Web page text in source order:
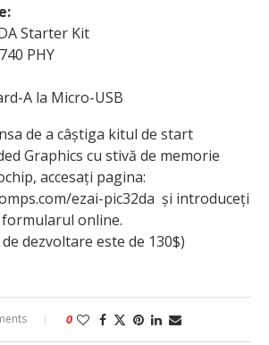
Starter Kit
PHY
A la Micro-USB
de a câștiga kitul de start
Graphics cu stivă de memorie
accesați pagina:
ezai-pic32da și introduceți
online.
dezvoltare este de 130$)
0